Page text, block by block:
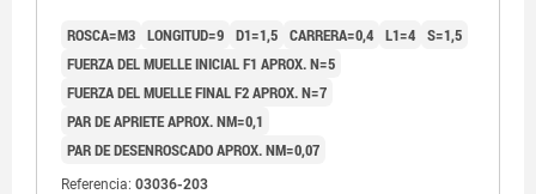
ROSCA=M3 LONGITUD=9 D1=1,5 CARRERA=0,4 L1=4 S=1,5
FUERZA DEL MUELLE INICIAL F1 APROX. N=5
FUERZA DEL MUELLE FINAL F2 APROX. N=7
PAR DE APRIETE APROX. NM=0,1
PAR DE DESENROSCADO APROX. NM=0,07
Referencia: 03036-203